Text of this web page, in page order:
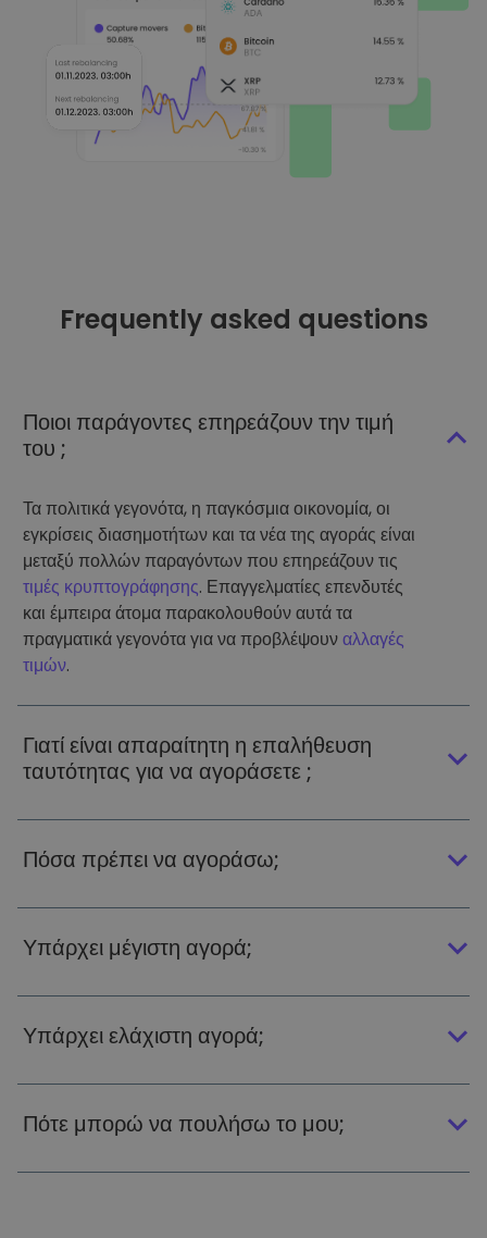
Frequently asked questions
Ποιοι παράγοντες επηρεάζουν την τιμή
του ;
Τα πολιτικά γεγονότα, η παγκόσμια οικονομία, οι
εγκρίσεις διασημοτήτων και τα νέα της αγοράς είναι
μεταξύ πολλών παραγόντων που επηρεάζουν τις
τιμές κρυπτογράφησης. Επαγγελματίες επενδυτές
και έμπειρα άτομα παρακολουθούν αυτά τα
πραγματικά γεγονότα για να προβλέψουναλλαγές
τιμών.
Γιατί είναι απαραίτητη η επαλήθευση
ταυτότητας για να αγοράσετε ;
Πόσα πρέπει να αγοράσω;
Υπάρχει μέγιστη αγορά;
Υπάρχει ελάχιστη αγορά;
Πότε μπορώ να πουλήσω το μου;